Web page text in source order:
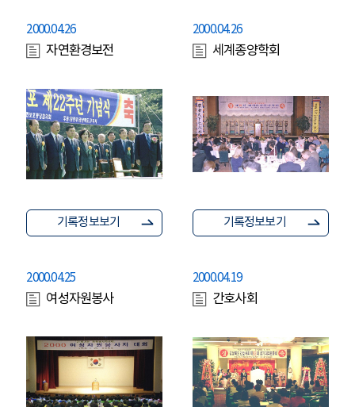
2000.04.26
자연환경보전
기록정보보기
2000.04.26
세계종양학회
기록정보보기
2000.04.25
여성자원봉사
2000.04.19
간호사회